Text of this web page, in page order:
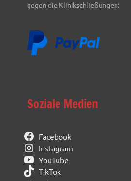
gegen die Klinikschließungen:
Soziale Medien
Facebook
Instagram
YouTube
TikTok